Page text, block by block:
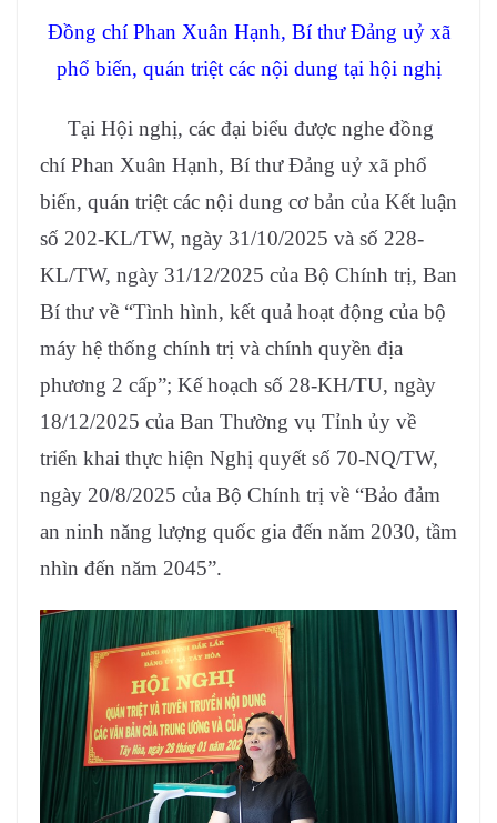
Đồng chí Phan Xuân Hạnh, Bí thư Đảng uỷ xã
phổ biến, quán triệt các nội dung tại hội nghị
Tại Hội nghị, các đại biểu được nghe đồng
chí Phan Xuân Hạnh, Bí thư Đảng uỷ xã phổ
biến, quán triệt các nội dung cơ bản của Kết luận
số 202-KL/TW, ngày 31/10/2025 và số 228-
KL/TW, ngày 31/12/2025 của Bộ Chính trị, Ban
Bí thư về “Tình hình, kết quả hoạt động của bộ
máy hệ thống chính trị và chính quyền địa
phương 2 cấp”; Kế hoạch số 28-KH/TU, ngày
18/12/2025 của Ban Thường vụ Tỉnh ủy về
triển khai thực hiện Nghị quyết số 70-NQ/TW,
ngày 20/8/2025 của Bộ Chính trị về “Bảo đảm
an ninh năng lượng quốc gia đến năm 2030, tầm
nhìn đến năm 2045”.